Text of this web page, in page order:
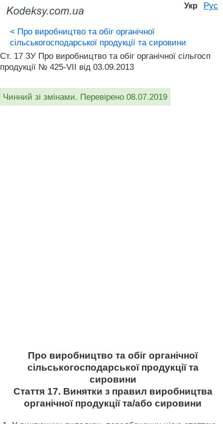
Укр Рус
< Про виробництво та обіг органічної
сільськогосподарської продукції та сировини
Ст. 17 ЗУ Про виробництво та обіг органічної сільгосп
продукції № 425-VII від 03.09.2013
Чинний зі змінами. Перевірено 08.07.2019
Про виробництво та обіг органічної
сільськогосподарської продукції та
сировини
Стаття 17. Винятки з правил виробництва
органічної продукції та/або сировини